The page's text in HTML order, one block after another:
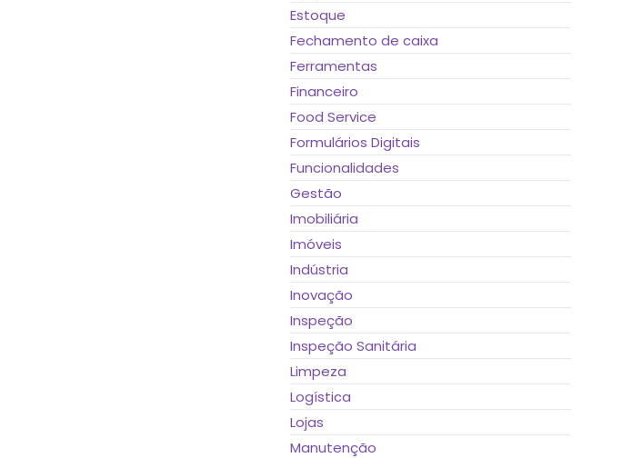
Estoque
Fechamento de caixa
Ferramentas
Financeiro
Food Service
Formulários Digitais
Funcionalidades
Gestão
Imobiliária
Imóveis
Indústria
Inovação
Inspeção
Inspeção Sanitária
Limpeza
Logística
Lojas
Manutenção